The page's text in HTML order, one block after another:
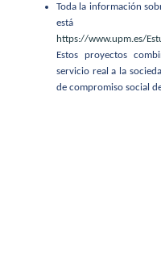
Toda la información
está
https://www.upm.es/
Estos proyectos
servicio real a la
de compromiso social